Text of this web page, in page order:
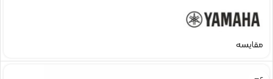
مقایسه